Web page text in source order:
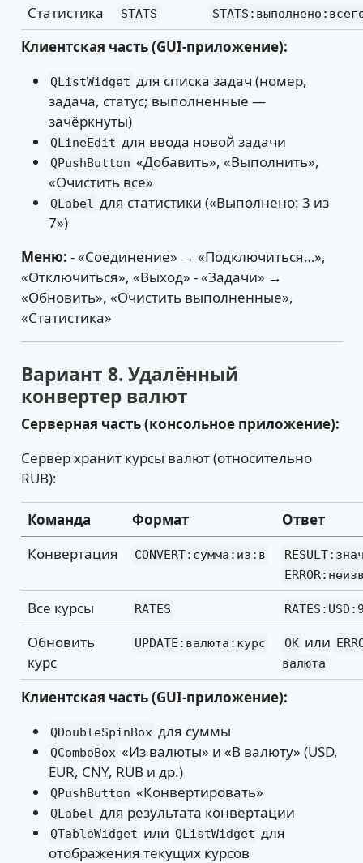
Статистика STATS
Клиентская часть (GUI-приложение):
QListWidget для списка задач (номер,
задача, статус; выполненные —
зачёркнуты)
QLineEdit для ввода новой задачи
QPushButton «Добавить», «Выполнить»,
«Очистить все»
QLabel для статистики («Выполнено: 3 из
7»)
Меню: - «Соединение» → «Подключиться…»,
«Отключиться», «Выход» - «Задачи» →
«Обновить», «Очистить выполненные»,
«Статистика»
Вариант 8. Удалённый
конвертер валют
Серверная часть (консольное приложение):
Сервер хранит курсы валют (относительно
RUB):
Команда Формат
Ответ
Конвертация
CONVERT:сумма:из:в
Все курсы RATES
Обновить
курс
UPDATE:валюта:курс OK или
валюта
Клиентская часть (GUI-приложение):
QDoubleSpinBox для суммы
QComboBox «Из валюты» и «В валюту» (USD,
EUR, CNY, RUB и др.)
QPushButton «Конвертировать»
QLabel для результата конвертации
QTableWidget или QListWidget для
отображения текущих курсов